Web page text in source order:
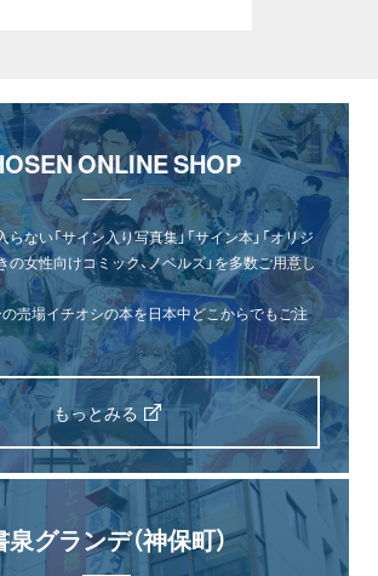
ONLINE SHOP
ない「サイン入り写真集」「サイン本」「オリジ
の女性向けコミック、ノベルズ」を多数ご用意し
の売場イチオシの本を日本中どこからでもご注
もっとみる
泉グランデ（神保町）